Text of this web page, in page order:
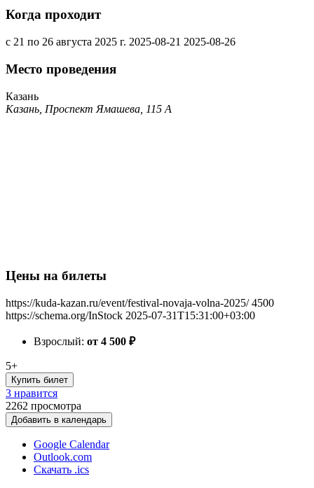
Когда проходит
с 21 по 26 августа 2025 г. 2025-08-21 2025-08-26
Место проведения
Казань
Казань, Проспект Ямашева, 115 А
Цены на билеты
https://kuda-kazan.ru/event/festival-novaja-volna-2025/ 4500
https://schema.org/InStock 2025-07-31T15:31:00+03:00
Взрослый: от 4 500 ₽
5+
Купить билет
3 нравится
2262 просмотра
Добавить в календарь
Google Calendar
Outlook.com
Скачать .ics